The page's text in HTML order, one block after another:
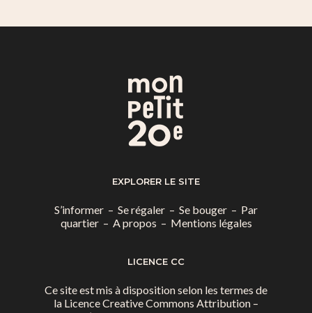
EXPLORER LE SITE
S’informer – Se régaler – Se bouger – Par
quartier– A propos – Mentions légales
LICENCE CC
Ce site est mis à disposition selon les termes de
la Licence Creative Commons Attribution –